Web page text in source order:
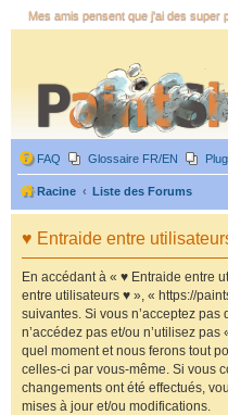
Mes amis pensent que j'ai des super
FAQ Glossaire FR/EN
Racine Liste des Forums
♥ Entraide entre
En accédant à « ♥ Entraide entre
entre utilisateurs ♥ », « https://
suivantes. Si vous n’acceptez
n’accédez pas et/ou n’utilisez
quel moment et nous ferons tout
celles-ci par vous-même. Si vous
changements ont été effectués,
mises à jour et/ou modifications.